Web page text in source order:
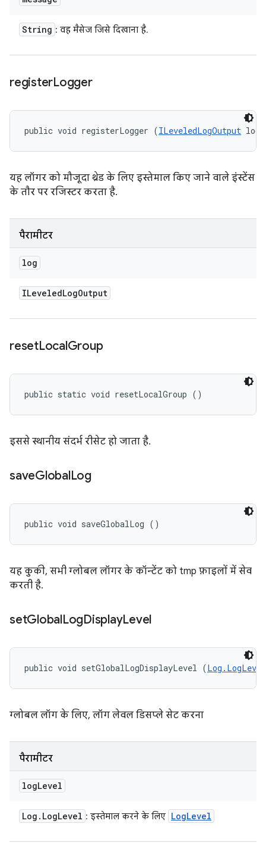
String : वह मैसेज जिसे दिखाना है.
registerLogger
public void registerLogger (ILeveledLogOutput log)
यह लॉगर को मौजूदा थ्रेड के लिए इस्तेमाल किए जाने वाले इंस्टेंस
के तौर पर रजिस्टर करता है.
पैरामीटर
log
ILeveledLogOutput
resetLocalGroup
public static void resetLocalGroup ()
इससे स्थानीय संदर्भ रीसेट हो जाता है.
saveGlobalLog
public void saveGlobalLog ()
यह कुकी, सभी ग्लोबल लॉगर के कॉन्टेंट को tmp फ़ाइलों में सेव
करती है.
setGlobalLogDisplayLevel
public void setGlobalLogDisplayLevel (Log.LogLevel
ग्लोबल लॉग के लिए, लॉग लेवल डिसप्ले सेट करना
पैरामीटर
logLevel
Log . LogLevel : इस्तेमाल करने के लिए LogLevel